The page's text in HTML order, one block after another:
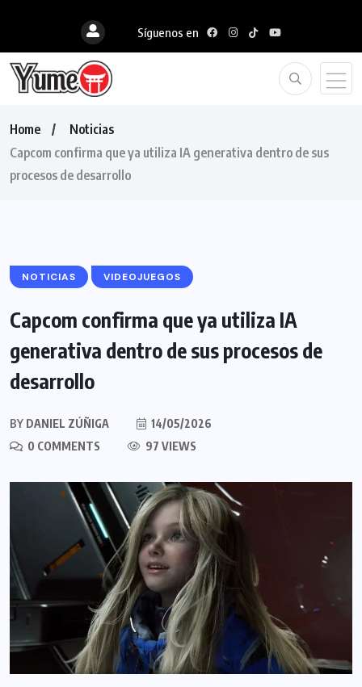
Síguenos en
Home
Noticias
Capcom confirma que ya utiliza IA generativa dentro de sus
procesos de desarrollo
NOTICIAS VIDEOJUEGOS
Capcom confirma que ya utiliza IA
generativa dentro de sus procesos de
desarrollo
BY DANIEL ZÚÑIGA
14/05/2026
0 COMMENTS
97 VIEWS